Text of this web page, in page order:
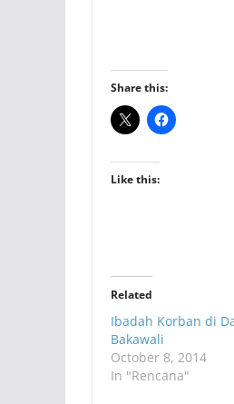
Share this:
Like this:
Related
Ibadah Korban di
Bakawali
October 8, 2014
In "Rencana"